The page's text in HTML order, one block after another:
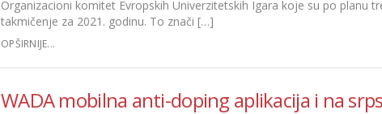
Organizacioni komitet Evropskih Univerzitetskih Igara koje su po planu
takmičenje za 2021. godinu. To znači […]
OPŠIRNIJE...
WADA mobilna anti-doping aplikacija i na